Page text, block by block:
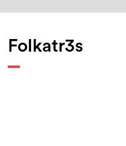
Folkatr3s